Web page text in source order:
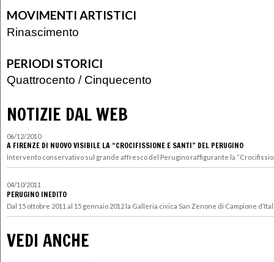
MOVIMENTI ARTISTICI
Rinascimento
PERIODI STORICI
Quattrocento / Cinquecento
NOTIZIE DAL WEB
06/12/2010
A FIRENZE DI NUOVO VISIBILE LA “CROCIFISSIONE E SANTI” DEL PERUGINO
Intervento conservativo sul grande affresco del Perugino raffigurante la
04/10/2011
PERUGINO INEDITO
Dal 15 ottobre 2011 al 15 gennaio 2012 la Galleria civica San Zenone di Campione
VEDI ANCHE